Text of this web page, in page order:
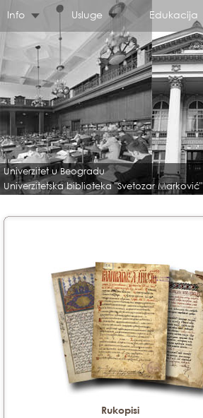
Info Usluge Edukacija
Univerzitet u Beogradu
Univerzitetska biblioteka "Svetozar Marković"
Rukopisi